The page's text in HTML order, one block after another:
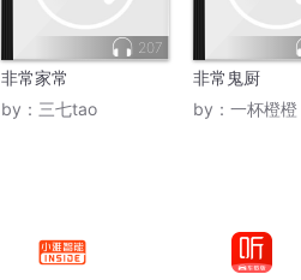
207
非常家常
by： 三七tao
非常鬼厨
by： 一杯橙橙